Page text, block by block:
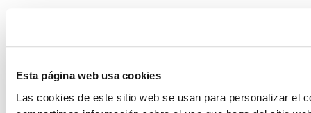
Esta página web usa cookies
Las cookies de este sitio web se usan para personalizar el